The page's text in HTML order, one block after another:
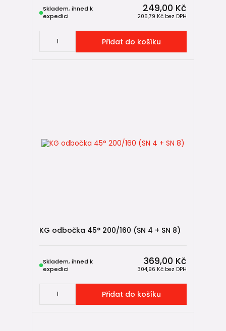
249,00 Kč
205,79 Kč bez DPH
Skladem, ihned k
expedici
Přidat do košíku
KG odbočka 45° 200/160 (SN 4 + SN 8)
369,00 Kč
304,96 Kč bez DPH
Skladem, ihned k
expedici
Přidat do košíku